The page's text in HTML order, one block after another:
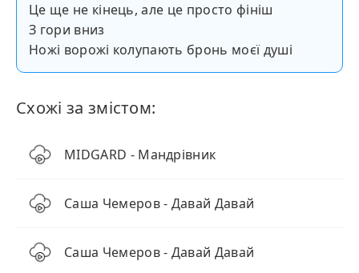
Це ще не кінець, але це просто фініш
З гори вниз
Ножі ворожі колупають бронь моєї душі
Схожі за змістом:
MIDGARD - Мандрівник
Саша Чемеров - Давай Давай
Саша Чемеров - Давай Давай